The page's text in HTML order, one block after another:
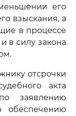
его
взыскания, а
в процессе
в силу закона
отсрочки
акта
заявлению
обеспечению